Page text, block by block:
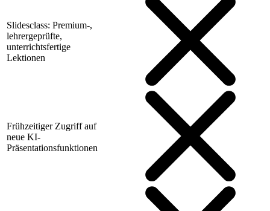
Slidesclass: Premium-,
lehrergeprüfte,
unterrichtsfertige
Lektionen
Frühzeitiger Zugriff auf
neue KI-
Präsentationsfunktionen